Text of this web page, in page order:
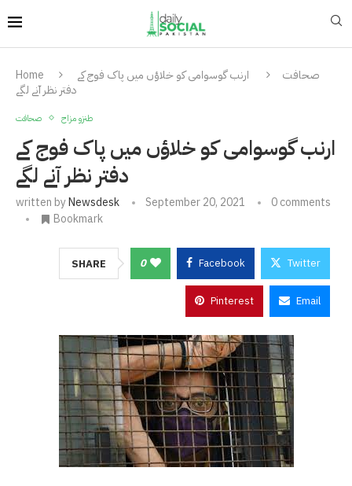
Home صحافت
ارنب گوسوامی کو خلاؤں میں پاک فوج کے
دفتر نظر آنے لگے
صحافت طنزو مزاح
ارنب گوسوامی کو خلاؤں میں پاک فوج کے
دفتر نظر آنے لگے
written byNewsdesk September 20, 2021
0 comments
Bookmark
SHARE 0 Facebook Twitter
Pinterest Email